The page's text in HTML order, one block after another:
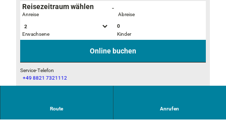
2
7
2
0
Reisezeitraum wählen
Anreise
-
Abreise
Erwachsene
0
Kinder
Online buchen
Service-Telefon
+49 8821 7321112
Route Anrufen